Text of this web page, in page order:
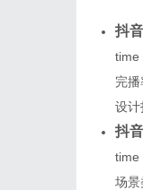
抖
time
完
设计
抖
time
场景